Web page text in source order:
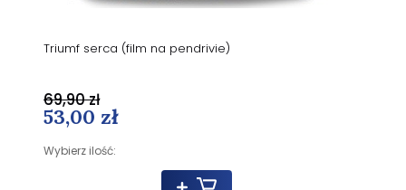
Triumf serca (film na pendrivie)
53,00 zł
Wybierz ilość:
69,90 zł